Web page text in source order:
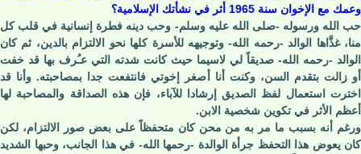
وعمك مع الإخوان سنة 1965 أثر في نشأتك الإسلامية؟
حب الله ورسوله -صلى الله عليه وسلم- وحب دينه فطرة إنسانية في قلب كل
منا، غذَّاها الوالد -رحمه الله- وتوجيهه للأسرة كلها نحو الالتزام بالدين، ثم كان
الوالد -رحمه الله- صديقاً لي لاسيما حيث كانت شدته التي عـُرف بها قد خفت
أو زالت بتقدم السن، وكنت أنا أصغر إخوتي فانتفعت جدا بمصاحبته. وأنا قد
اخترت استعمال لفظ الصديق إرشادا للآباء، فإن هذه الصداقة والمصاحبة لها
أعظم الأثر في تكوين شخصية الابن.
ورغم أنه بسبب ما مر به من محن كان متحفظاً على بعض صور الالتزام، لكن
كان يعوض هذا التحفظ جرأة الوالدة -رحمها الله- في هذا الجانب، وحبها الشديد